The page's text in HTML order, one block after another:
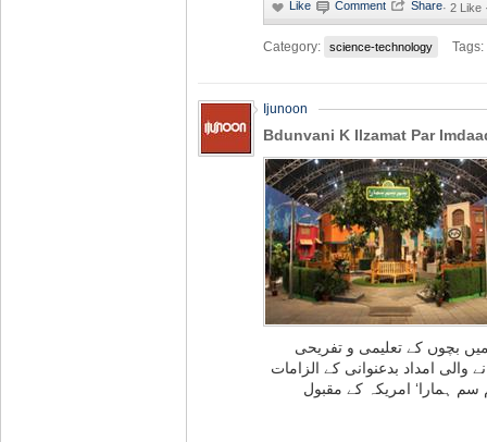
· 2 Like
Category: science-technology Tags:
Ijunoon
Bdunvani K Ilzamat Par
بچوں کے تعلیمی و تفریحی
والی امداد بدعنوانی کے الزامات
ہمارا‘ امریکہ کے مقبول